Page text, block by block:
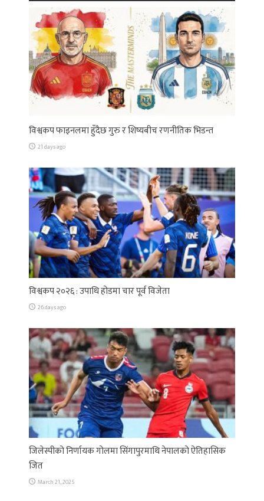
विश्वकप फाइनलमा हुँदैछ गुरु र शिष्यबीच रणनीतिक भिडन्त
21 days ago
विश्वकप २०२६ : उपाधि होडमा चार पूर्व विजेता
26 days ago
जिलेस्पीको निर्णायक गोलमा सिंगापुरमाथि नेपालको ऐतिहासिक
जित
March 21, 2025